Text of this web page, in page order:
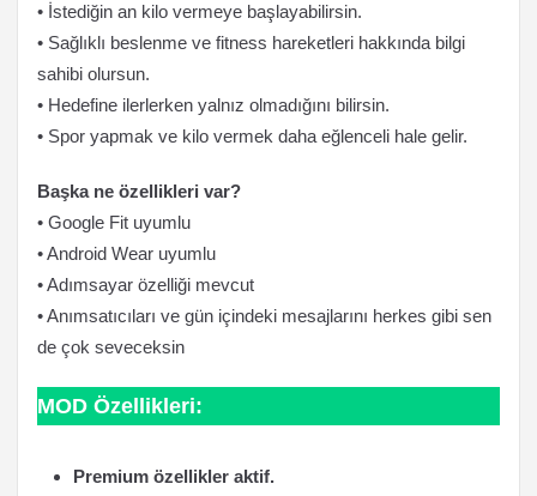
• İstediğin an kilo vermeye başlayabilirsin.
• Sağlıklı beslenme ve fitness hareketleri hakkında bilgi
sahibi olursun.
• Hedefine ilerlerken yalnız olmadığını bilirsin.
• Spor yapmak ve kilo vermek daha eğlenceli hale gelir.
Başka ne özellikleri var?
• Google Fit uyumlu
• Android Wear uyumlu
• Adımsayar özelliği mevcut
• Anımsatıcıları ve gün içindeki mesajlarını herkes gibi sen
de çok seveceksin
MOD Özellikleri:
Premium özellikler aktif.